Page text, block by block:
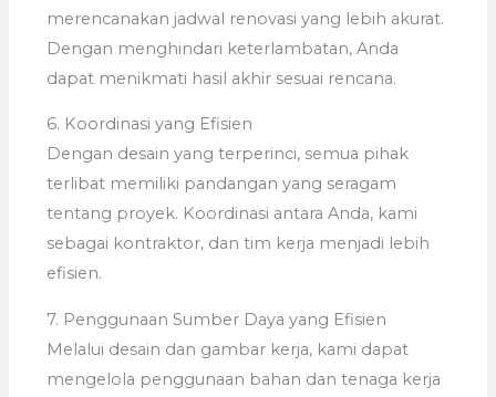
merencanakan jadwal renovasi yang lebih akurat.
Dengan menghindari keterlambatan, Anda
dapat menikmati hasil akhir sesuai rencana.
6. Koordinasi yang Efisien
Dengan desain yang terperinci, semua pihak
terlibat memiliki pandangan yang seragam
tentang proyek. Koordinasi antara Anda, kami
sebagai kontraktor, dan tim kerja menjadi lebih
efisien.
7. Penggunaan Sumber Daya yang Efisien
Melalui desain dan gambar kerja, kami dapat
mengelola penggunaan bahan dan tenaga kerja